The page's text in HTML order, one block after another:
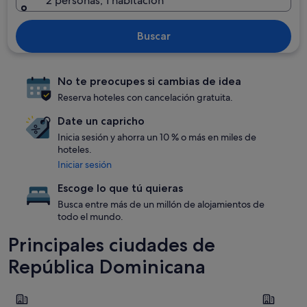
Buscar
No te preocupes si cambias de idea
Reserva hoteles con cancelación gratuita.
Date un capricho
Inicia sesión y ahorra un 10 % o más en miles de
hoteles.
Iniciar sesión
Escoge lo que tú quieras
Busca entre más de un millón de alojamientos de
todo el mundo.
Principales ciudades de
República Dominicana
Punta Cana Las